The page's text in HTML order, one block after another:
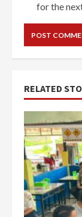
for the
RELATED